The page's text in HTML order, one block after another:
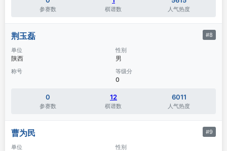
参赛数 棋谱数 人气热度
荆玉磊 #8
单位
陕西
性别
男
称号 等级分
0
0
参赛数
12
棋谱数
6011
人气热度
曹为民 #9
单位 性别